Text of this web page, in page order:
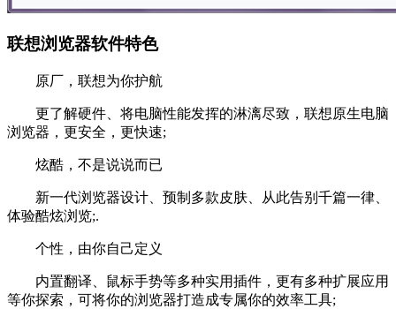
联想浏览器软件特色
原厂，联想为你护航
更了解硬件、将电脑性能发挥的淋漓尽致，联想原生电脑
浏览器，更安全，更快速;
炫酷，不是说说而已
新一代浏览器设计、预制多款皮肤、从此告别千篇一律、
体验酷炫浏览;.
个性，由你自己定义
内置翻译、鼠标手势等多种实用插件，更有多种扩展应用
等你探索，可将你的浏览器打造成专属你的效率工具;